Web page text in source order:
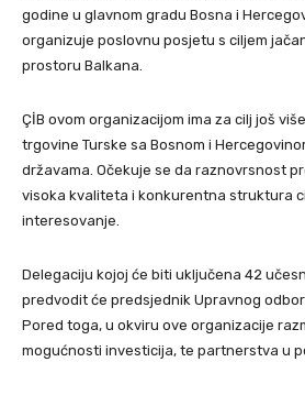
godine u glavnom gradu Bosna i
organizuje poslovnu posjetu s ciljem
prostoru Balkana.
ÇİB ovom organizacijom ima za cilj još
trgovine Turske sa Bosnom i
državama. Očekuje se da raznovrsnost
visoka kvaliteta i konkurentna struktura
interesovanje.
Delegaciju kojoj će biti uključena 42
predvodit će predsjednik Upravnog
Pored toga, u okviru ove organizacije
mogućnosti investicija, te partnerstva u